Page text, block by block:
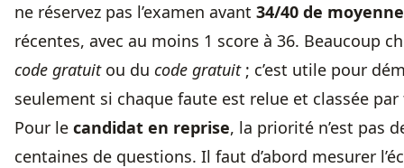
ne réservez pas l’examen avant 34/40 de moyenne
récentes, avec au moins 1 score à 36. Beaucoup
code gratuitou du code gratuit; c’est utile pour
seulement si chaque faute est relue et classée
Pour le candidat en reprise, la priorité n’est pas
centaines de questions. Il faut d’abord mesurer